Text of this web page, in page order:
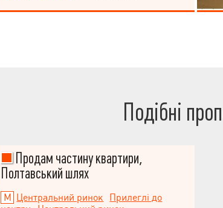
Подібні
Продам частину квартири,
Полтавський шлях
Центральний ринок
Прилеглі до